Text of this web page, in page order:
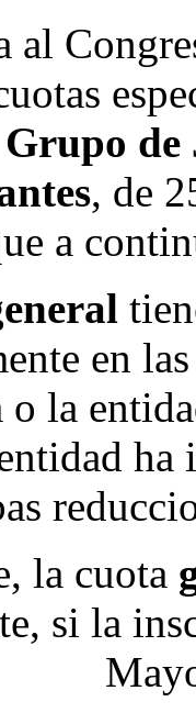
al
de
, de
a
en
la
ha
la cuota
si la